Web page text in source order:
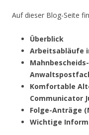
Auf dieser Blog-Seite
Überblick
Arbeitsabläufe
Komfortable
Communicator
Folge-Anträge
Wichtige